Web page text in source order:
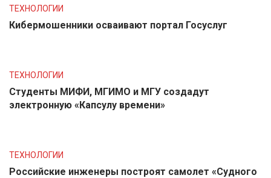
ТЕХНОЛОГИИ
Кибермошенники осваивают портал Госуслуг
ТЕХНОЛОГИИ
Студенты МИФИ, МГИМО и МГУ создадут
электронную «Капсулу времени»
ТЕХНОЛОГИИ
Российские инженеры построят самолет «Судного